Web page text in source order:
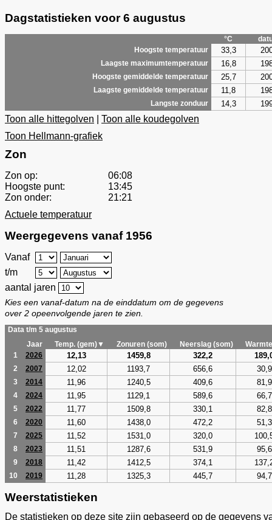
Dagstatistieken voor 6 augustus
°C
Hoogste temperatuur
33,3
Laagste maximumtemperatuur 16,8
Hoogste gemiddelde temperatuur 25,7
Laagste gemiddelde temperatuur 11,8
Langste zonduur 14,3
Toon alle hittegolven
Toon alle koudegolven
Toon Hellmann-grafiek
Zon
Zon op:
06:08
Hoogste punt:
13:45
Zon onder:
21:21
Actuele temperatuur
Weergegevens vanaf 1956
Vanaf
t/m
aantal jaren
Kies een vanaf-datum na de einddatum om de gegevens
over 2 opeenvolgende jaren te zien.
Data t/m 5 augustus
Jaar
Temp. (gem)▼ Zonuren (som) Neerslag (som)
1
2026 12,13 1459,8 322,2
2 2007 12,02 1193,7 656,6 30,9
3 2014 11,96 1240,5 409,6 81,9
4 2024 11,95 1129,1 589,6 66,7
5 2022 11,77 1509,8 330,1 82,8
6 2020 11,60 1438,0 472,2 51,3
7 2025 11,52 1531,0 320,0
8 2023 11,51 1287,6 531,9 95,6
9 2018 11,42 1412,5 374,1
10 2019 11,28 1325,3 445,7 94,7
Weerstatistieken
De statistieken op deze site zijn gebaseerd op de gegevens